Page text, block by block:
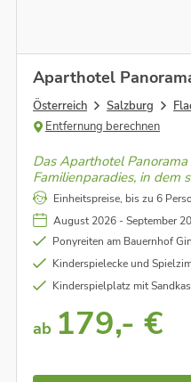
Aparthotel
Österreich Salzburg
Entfernung berechnen
Das Aparthotel
Familienparadies, in dem
großem Spiel- und
wohlfühlen
Einheitspreise, bis zu 6
August 2026 - September
Ponyreiten am Bauernhof
Kinderspielecke und Spielzimmer
Kinderspielplatz mit Sandkasten, Schaukel, Rutsche, Kinder-
ab 179,- €